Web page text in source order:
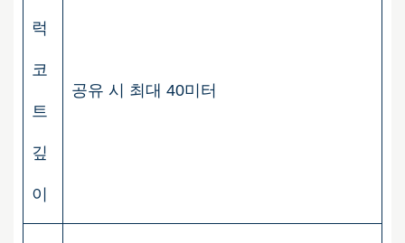
럭
코
트
깊
이
공유 시 최대 40미터